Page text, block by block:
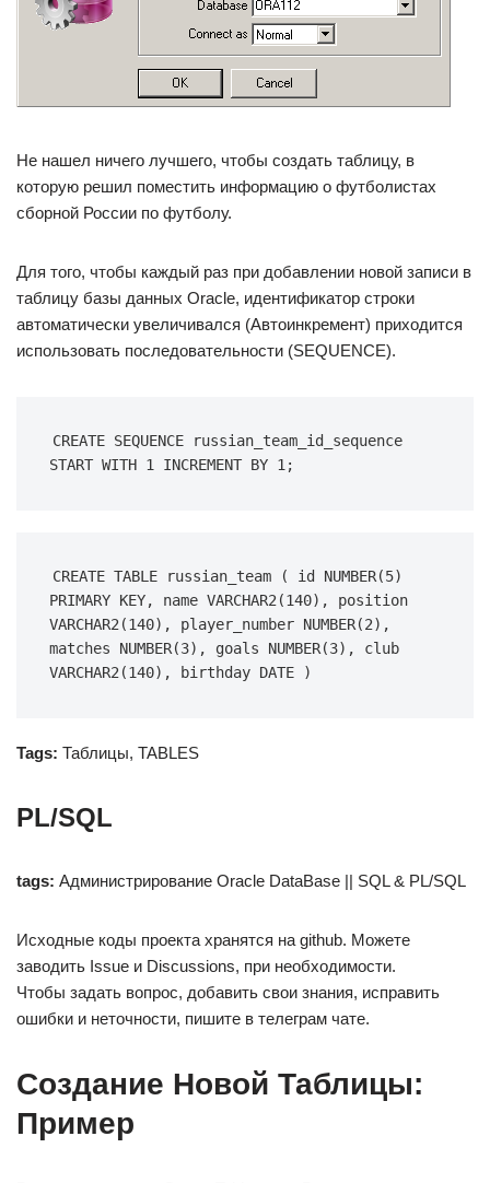
Не нашел ничего лучшего, чтобы создать таблицу, в
которую решил поместить информацию о футболистах
сборной России по футболу.
Для того, чтобы каждый раз при добавлении новой записи в
таблицу базы данных Oracle, идентификатор строки
автоматически увеличивался (Автоинкремент) приходится
использовать последовательности (SEQUENCE).
CREATE SEQUENCE russian_team_id_sequence
START WITH 1 INCREMENT BY 1;
CREATE TABLE russian_team ( id NUMBER(5)
PRIMARY KEY, name VARCHAR2(140), position
VARCHAR2(140), player_number NUMBER(2),
matches NUMBER(3), goals NUMBER(3), club
VARCHAR2(140), birthday DATE )
Tags: Таблицы, TABLES
PL/SQL
tags: Администрирование Oracle DataBase || SQL & PL/SQL
Исходные коды проекта хранятся на github. Можете
заводить Issue и Discussions, при необходимости.
Чтобы задать вопрос, добавить свои знания, исправить
ошибки и неточности, пишите в телеграм чате.
Создание Новой Таблицы:
Пример